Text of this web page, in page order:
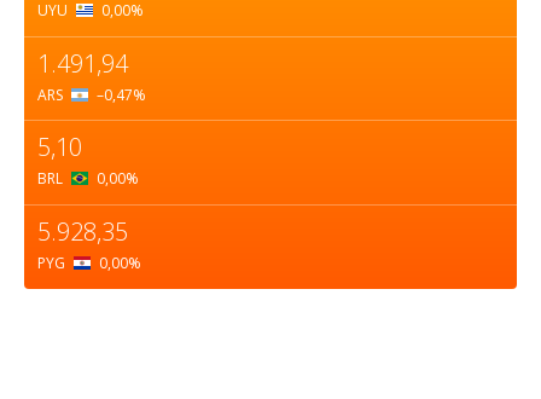
UYU 0,00%
1.491,94
ARS –0,47%
5,10
BRL 0,00%
5.928,35
PYG 0,00%